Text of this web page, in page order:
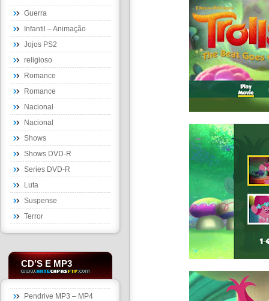
Guerra
Infantil – Animação
Jojos PS2
religioso
Romance
Romance
Nacional
Nacional
Shows
Shows DVD-R
Series DVD-R
Luta
Suspense
Terror
CD’S E MP3
Pendrive MP3 – MP4